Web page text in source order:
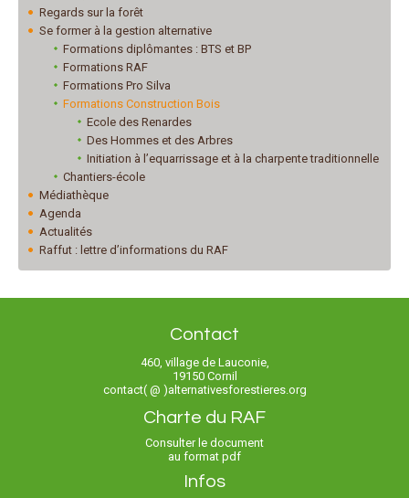
Regards sur la forêt
Se former à la gestion alternative
Formations diplômantes : BTS et BP
Formations RAF
Formations Pro Silva
Formations Construction Bois
Ecole des Renardes
Des Hommes et des Arbres
Initiation à l’equarrissage et à la charpente traditionnelle
Chantiers-école
Médiathèque
Agenda
Actualités
Raffut : lettre d’informations du RAF
Contact
460, village de Lauconie,
19150 Cornil
contact( @ )alternativesforestieres.org
Charte du RAF
Consulter le document
au format pdf
Infos